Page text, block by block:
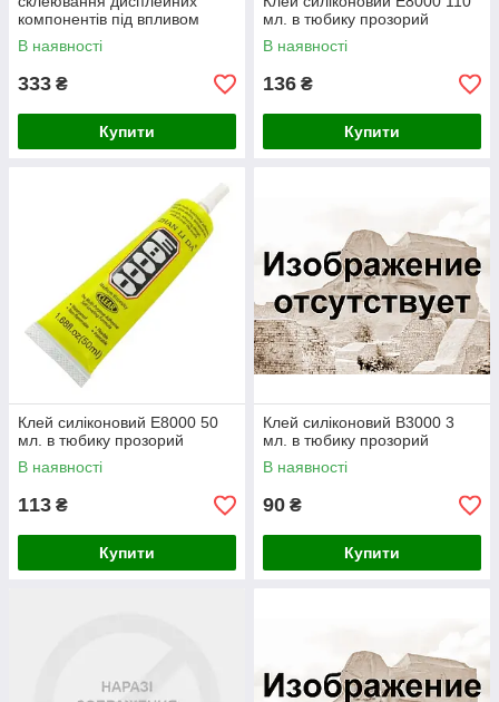
компонентів під впливом
ультрафіолету 30 гр.
В наявності
333 ₴
Купити
мл. в тюбику прозорий
В наявності
136 ₴
Купити
Клей силіконовий E8000 50
мл. в тюбику прозорий
В наявності
113 ₴
Купити
Клей силіконовий B3000 3
мл. в тюбику прозорий
В наявності
90 ₴
Купити